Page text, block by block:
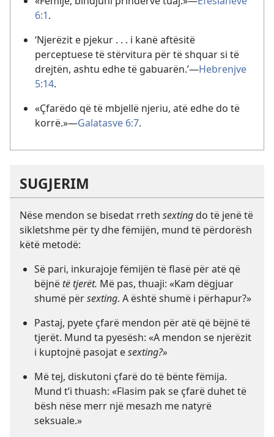
6:1.
‘Njerëzit e pjekur . . . i kanë aftësitë
perceptuese të stërvitura për të shquar si të
drejtën, ashtu edhe të gabuarën.’—Hebrenjve
5:14.
«Çfarëdo që të mbjellë njeriu, atë edhe do të
korrë.»—Galatasve 6:7.
SUGJERIM
Nëse mendon se bisedat rreth sexting do të jenë të
sikletshme për ty dhe fëmijën, mund të përdorësh
këtë metodë:
Së pari, inkurajoje fëmijën të flasë për atë që
bëjnë të tjerët. Më pas, thuaji: «Kam dëgjuar
shumë përsexting. A është shumë i përhapur?»
Pastaj, pyete çfarë mendon për atë që bëjnë të
tjerët. Mund ta pyesësh: «A mendon se njerëzit
i kuptojnë pasojat esexting?»
Më tej, diskutoni çfarë do të bënte fëmija.
Mund t’i thuash: «Flasim pak se çfarë duhet të
bësh nëse merr një mesazh me natyrë
seksuale.»